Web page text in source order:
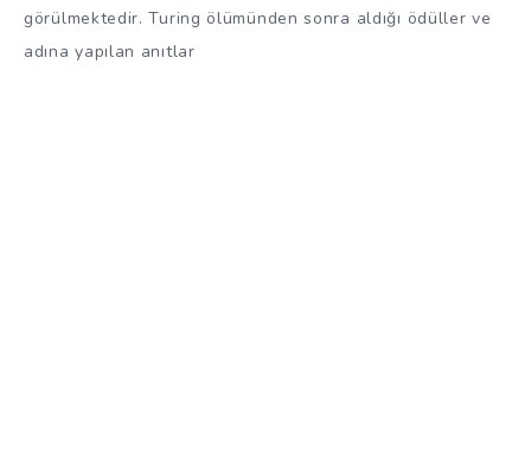
görülmektedir. Turing ölümünden sonra aldığı ödüller ve
adına yapılan anıtlar